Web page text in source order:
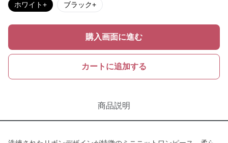
ホワイト+ ブラック+
購入画面に進む
カートに追加する
商品説明